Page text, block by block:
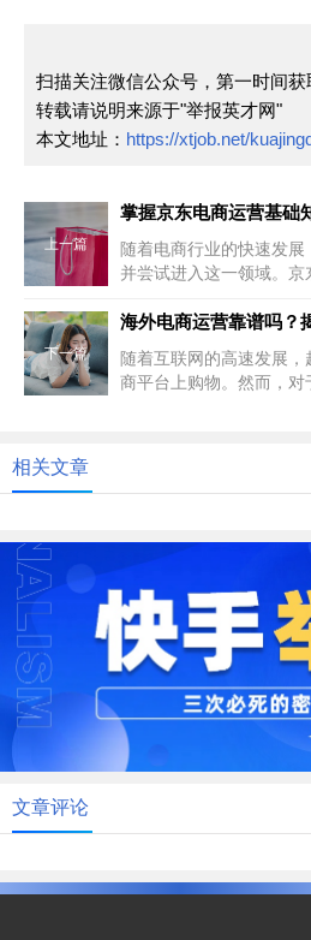
扫描关注微信公众号，第一时间
转载请说明来源于"举报英才网"
本文地址： https://xtjob.net/
上一篇
随着电商行业的快速发
并尝试进入这一领域。京
下一篇
海外电商运营靠谱吗？
随着互联网的高速发展
商平台上购物。然而，对
相关文章
文章评论